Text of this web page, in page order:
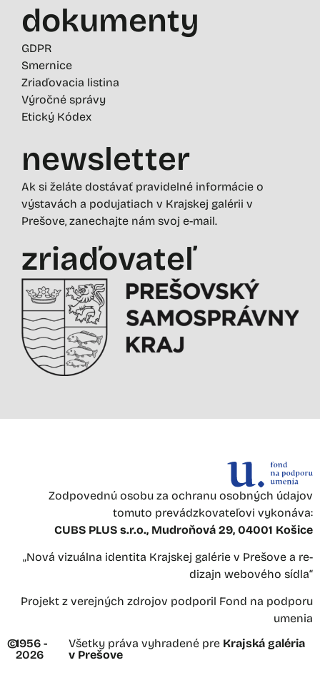
dokumenty
GDPR
Smernice
Zriaďovacia listina
Výročné správy
Etický Kódex
newsletter
Ak si želáte dostávať pravidelné informácie o
výstavách a podujatiach v Krajskej galérii v
Prešove, zanechajte nám svoj e-mail.
zriaďovateľ
Zodpovednú osobu za ochranu osobných údajov
tomuto prevádzkovateľovi vykonáva:
CUBS PLUS s.r.o., Mudroňová 29, 04001 Košice
„Nová vizuálna identita Krajskej galérie v Prešove a re-
dizajn webového sídla“
Projekt z verejných zdrojov podporil Fond na podporu
umenia
©1956 -
2026
Všetky práva vyhradené pre Krajská galéria
v Prešove